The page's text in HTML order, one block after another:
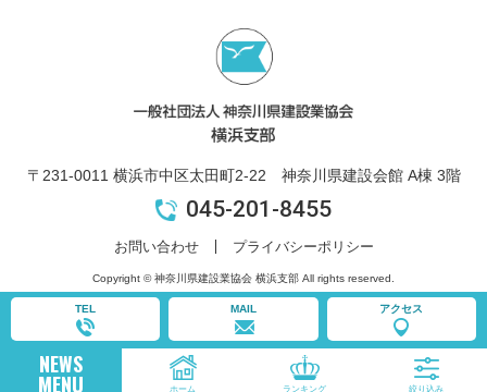
NEWS
MENU ホーム ランキング 絞り込み
〒231-0011 横浜市中区太田町2-22 神奈川県建設会館 A棟 3階
045-201-8455
お問い合わせ プライバシーポリシー
Copyright © 神奈川県建設業協会 横浜支部 All rights reserved.
TEL MAIL アクセス